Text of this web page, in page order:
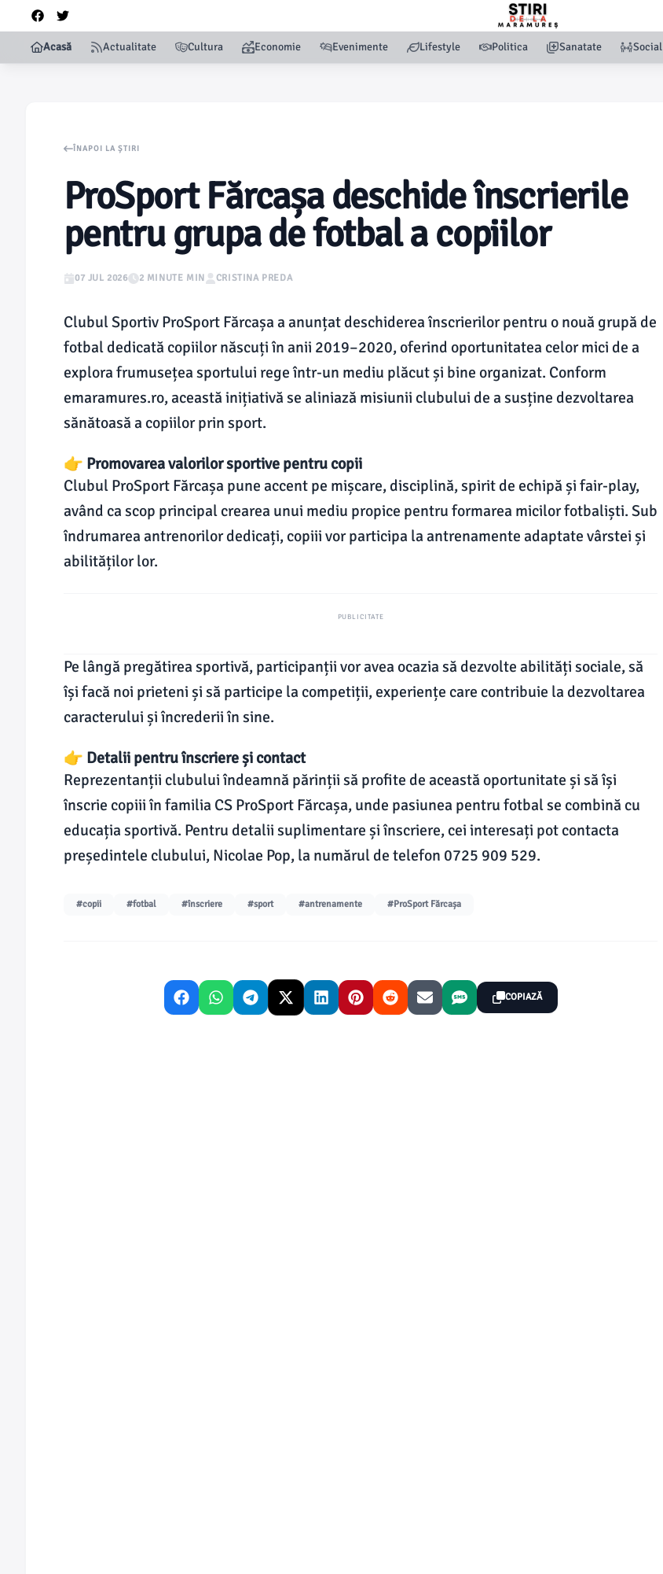
Acasă Actualitate Cultura Economie Evenimente Lifestyle Politica Sanatate Social
ÎNAPOI LA ȘTIRI
ProSport Fărcașa deschide înscrierile
pentru grupa de fotbal a copiilor
07 JUL 2026 2 MINUTE MIN CRISTINA PREDA
Clubul Sportiv ProSport Fărcașa a anunțat deschiderea înscrierilor pentru o nouă grupă de
fotbal dedicată copiilor născuți în anii 2019–2020, oferind oportunitatea celor mici de a
explora frumusețea sportului rege într-un mediu plăcut și bine organizat. Conform
emaramures.ro, această inițiativă se aliniază misiunii clubului de a susține dezvoltarea
sănătoasă a copiilor prin sport.
👉 Promovarea valorilor sportive pentru copii
Clubul ProSport Fărcașa pune accent pe mișcare, disciplină, spirit de echipă și fair-play,
având ca scop principal crearea unui mediu propice pentru formarea micilor fotbaliști. Sub
îndrumarea antrenorilor dedicați, copiii vor participa la antrenamente adaptate vârstei și
abilităților lor.
PUBLICITATE
Pe lângă pregătirea sportivă, participanții vor avea ocazia să dezvolte abilități sociale, să
își facă noi prieteni și să participe la competiții, experiențe care contribuie la dezvoltarea
caracterului și încrederii în sine.
👉 Detalii pentru înscriere și contact
Reprezentanții clubului îndeamnă părinții să profite de această oportunitate și să își
înscrie copiii în familia CS ProSport Fărcașa, unde pasiunea pentru fotbal se combină cu
educația sportivă. Pentru detalii suplimentare și înscriere, cei interesați pot contacta
președintele clubului, Nicolae Pop, la numărul de telefon 0725 909 529.
#copii #fotbal #înscriere #sport #antrenamente #ProSport Fărcașa
COPIAZĂ